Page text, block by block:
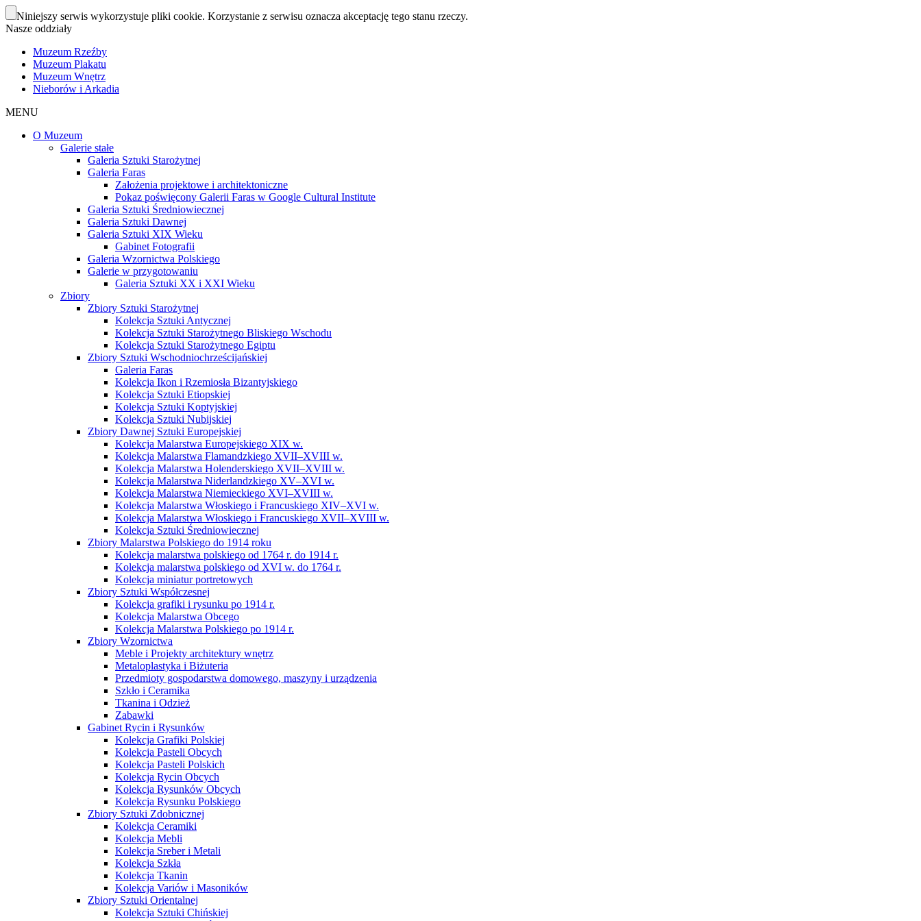
Niniejszy serwis wykorzystuje pliki cookie. Korzystanie z serwisu oznacza akceptację tego stanu rzeczy.
Nasze oddziały
Muzeum Rzeźby
Muzeum Plakatu
Muzeum Wnętrz
Nieborów i Arkadia
MENU
O Muzeum
Galerie stałe
Galeria Sztuki Starożytnej
Galeria Faras
Założenia projektowe i architektoniczne
Pokaz poświęcony Galerii Faras w Google Cultural Institute
Galeria Sztuki Średniowiecznej
Galeria Sztuki Dawnej
Galeria Sztuki XIX Wieku
Gabinet Fotografii
Galeria Wzornictwa Polskiego
Galerie w przygotowaniu
Galeria Sztuki XX i XXI Wieku
Zbiory
Zbiory Sztuki Starożytnej
Kolekcja Sztuki Antycznej
Kolekcja Sztuki Starożytnego Bliskiego Wschodu
Kolekcja Sztuki Starożytnego Egiptu
Zbiory Sztuki Wschodniochrześcijańskiej
Galeria Faras
Kolekcja Ikon i Rzemiosła Bizantyjskiego
Kolekcja Sztuki Etiopskiej
Kolekcja Sztuki Koptyjskiej
Kolekcja Sztuki Nubijskiej
Zbiory Dawnej Sztuki Europejskiej
Kolekcja Malarstwa Europejskiego XIX w.
Kolekcja Malarstwa Flamandzkiego XVII–XVIII w.
Kolekcja Malarstwa Holenderskiego XVII–XVIII w.
Kolekcja Malarstwa Niderlandzkiego XV–XVI w.
Kolekcja Malarstwa Niemieckiego XVI–XVIII w.
Kolekcja Malarstwa Włoskiego i Francuskiego XIV–XVI w.
Kolekcja Malarstwa Włoskiego i Francuskiego XVII–XVIII w.
Kolekcja Sztuki Średniowiecznej
Zbiory Malarstwa Polskiego do 1914 roku
Kolekcja malarstwa polskiego od 1764 r. do 1914 r.
Kolekcja malarstwa polskiego od XVI w. do 1764 r.
Kolekcja miniatur portretowych
Zbiory Sztuki Współczesnej
Kolekcja grafiki i rysunku po 1914 r.
Kolekcja Malarstwa Obcego
Kolekcja Malarstwa Polskiego po 1914 r.
Zbiory Wzornictwa
Meble i Projekty architektury wnętrz
Metaloplastyka i Biżuteria
Przedmioty gospodarstwa domowego, maszyny i urządzenia
Szkło i Ceramika
Tkanina i Odzież
Zabawki
Gabinet Rycin i Rysunków
Kolekcja Grafiki Polskiej
Kolekcja Pasteli Obcych
Kolekcja Pasteli Polskich
Kolekcja Rycin Obcych
Kolekcja Rysunków Obcych
Kolekcja Rysunku Polskiego
Zbiory Sztuki Zdobnicznej
Kolekcja Ceramiki
Kolekcja Mebli
Kolekcja Sreber i Metali
Kolekcja Szkła
Kolekcja Tkanin
Kolekcja Variów i Masoników
Zbiory Sztuki Orientalnej
Kolekcja Sztuki Chińskiej